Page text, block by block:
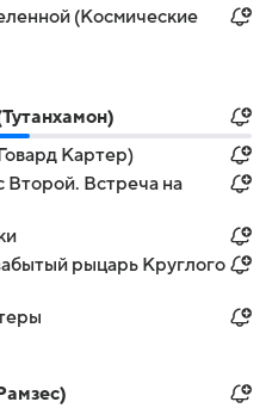
(Космические
Картер)
Встреча на
рыцарь Круглого